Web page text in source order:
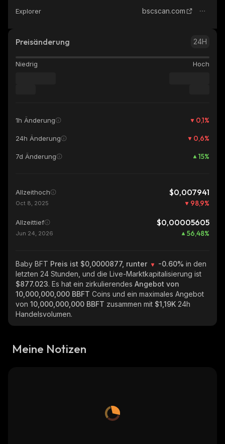
Explorer bscscan.com
Preisänderung 24H
Niedrig Hoch
1h Änderung 0,1%
24h Änderung 0,6%
7d Änderung 15%
Allzeithoch $0,007941
Oct 8, 2025 98,9%
Allzeittief $0,00005605
Jun 24, 2026 56,48%
Baby BFT Preis ist $0,0000877, runter -0.60% in den
letzten 24 Stunden, und die Live-Marktkapitalisierung ist
$877.023. Es hat ein zirkulierendes Angebot von
10,000,000,000 BBFT Coins und ein maximales Angebot
von 10,000,000,000 BBFT zusammen mit $1,19K 24h
Handelsvolumen.
Meine Notizen